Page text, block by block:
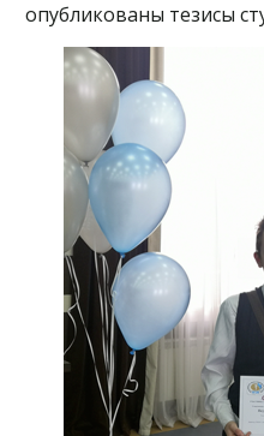
опубликованы тезисы